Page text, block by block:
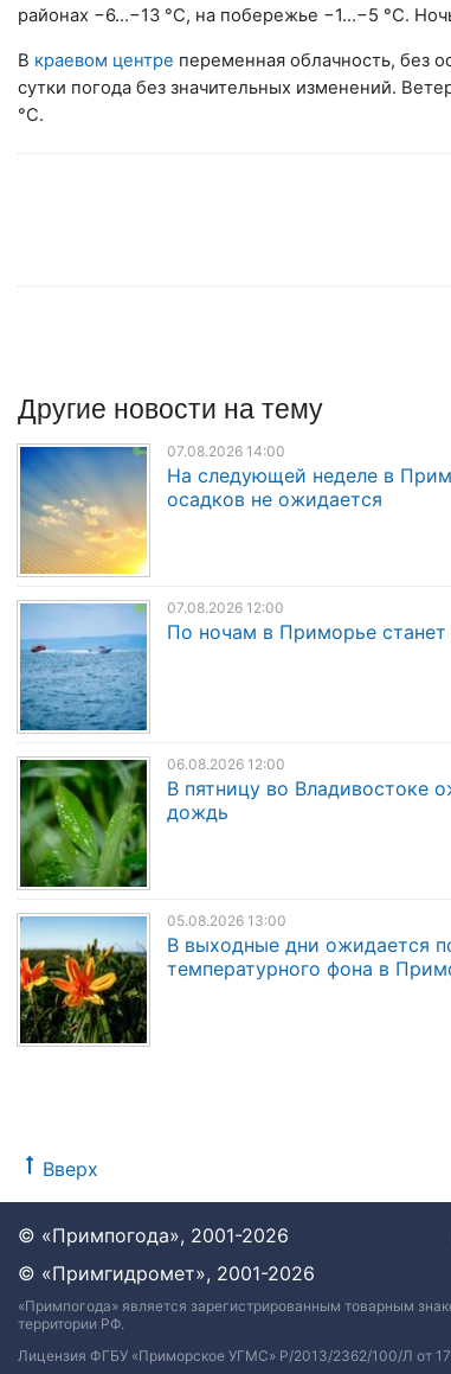
районах −6…−13 °С, на побережье −1…−5 °С.
В краевом центре переменная облачность, без
сутки погода без значительных изменений.
°С.
Другие новости на тему
07.08.2026 14:00
На следующей неделе в
осадков не ожидается
07.08.2026 12:00
По ночам в Приморье станет
06.08.2026 12:00
В пятницу во Владивостоке
дождь
05.08.2026 13:00
В выходные дни ожидается
температурного фона в
Вверх
© «Примпогода», 2001-2026
© «Примгидромет», 2001-2026
«Примпогода» является зарегистрированным товарным
территории РФ.
Лицензия ФГБУ «Приморское УГМС» Р/2013/2362/100/Л от